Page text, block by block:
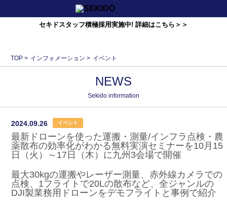
セキドスタッフ積極採用実施中! 詳細はこちら＞＞
TOP > インフォメーション > イベント
NEWS
Sekido information
2024.09.26 イベント
最新ドローンを使った運搬・測量/インフラ点検・農
薬散布の効率化がわかる無料実演セミナーを10月15
日（火）～17日（木）に九州3会場で開催
最大30kgの運搬やレーザー測量、赤外線カメラでの
点検、1フライトで20Lの散布など、全ジャンルの
DJI製業務用ドローンをデモフライトと事例で紹介